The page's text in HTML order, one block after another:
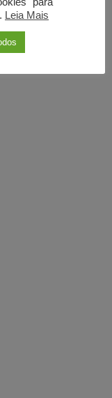
Leia Mais